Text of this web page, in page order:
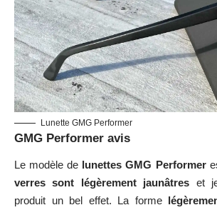
Lunette GMG Performer
GMG Performer avis
Le modèle de lunettes GMG Performer
verres sont légèrement jaunâtres et
produit un bel effet. La forme